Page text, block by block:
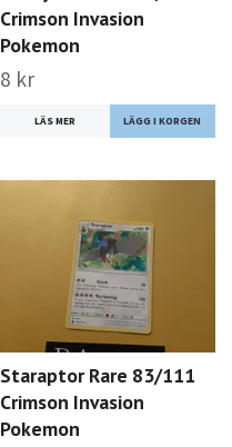
Crimson Invasion
Pokemon
8 kr
LÄS MER
Staraptor Rare 83/111
Crimson Invasion
Pokemon